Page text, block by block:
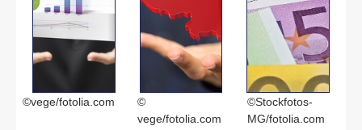
©vege/fotolia.com
©
vege/fotolia.com
©Stockfotos-
MG/fotolia.com